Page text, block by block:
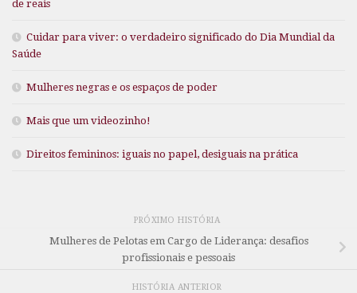
de reais
Cuidar para viver: o verdadeiro significado do Dia Mundial da
Saúde
Mulheres negras e os espaços de poder
Mais que um videozinho!
Direitos femininos: iguais no papel, desiguais na prática
PRÓXIMO HISTÓRIA
Mulheres de Pelotas em Cargo de Liderança: desafios
profissionais e pessoais
HISTÓRIA ANTERIOR